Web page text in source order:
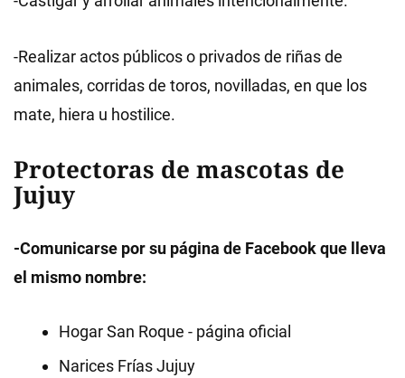
-Realizar actos públicos o privados de riñas de
animales, corridas de toros, novilladas, en que los
mate, hiera u hostilice.
Protectoras de mascotas de
Jujuy
-Comunicarse por su página de Facebook que lleva
el mismo nombre:
Hogar San Roque - página oficial
Narices Frías Jujuy